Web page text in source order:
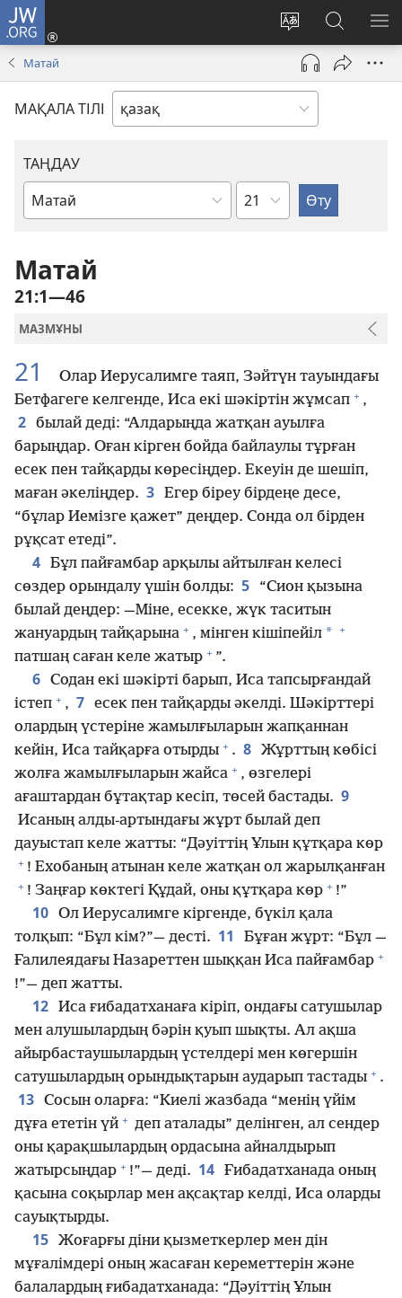
JW.ORG
Сайт
тілін
өзгерту
Кіру
(жаңа
терезе
ашылуда)
JW.ORG
іздеу
Матай
МАҚАЛА ТІЛІ
ТАҢДАУ
Киелі
кітап
Тарау
бойынша
Матай
21:1—46
МАЗМҰНЫ
21
Олар Иерусалимге таяп, Зәйтүн тауындағы
Бетфагеге келгенде, Иса екі шәкіртін жұмсап + ,
2 былай деді: “Алдарыңда жатқан ауылға
барыңдар. Оған кірген бойда байлаулы тұрған
есек пен тайқарды көресіңдер. Екеуін де шешіп,
маған әкеліңдер. 3 Егер біреу бірдеңе десе,
“бұлар Иемізге қажет” деңдер. Сонда ол бірден
рұқсат етеді”.
4 Бұл пайғамбар арқылы айтылған келесі
сөздер орындалу үшін болды: 5
“Сион қызына
былай деңдер: —Міне, есекке, жүк таситын
жануардың тайқарына + , мінген кішіпейіл * +
патшаң саған келе жатыр + ”.
6 Содан екі шәкірті барып, Иса тапсырғандай
істеп + , 7 есек пен тайқарды әкелді. Шәкірттері
олардың үстеріне жамылғыларын жапқаннан
кейін, Иса тайқарға отырды + . 8 Жұрттың көбісі
жолға жамылғыларын жайса + , өзгелері
ағаштардан бұтақтар кесіп, төсей бастады. 9
Исаның алды-артындағы жұрт былай деп
дауыстап келе жатты: “Дәуіттің Ұлын құтқара көр
+ ! Ехобаның атынан келе жатқан ол жарылқанған
+ ! Заңғар көктегі Құдай, оны құтқара көр + !”
10 Ол Иерусалимге кіргенде, бүкіл қала
толқып: “Бұл кім?”— десті. 11
Бұған жұрт: “Бұл —
Ғалилеядағы Назареттен шыққан Иса пайғамбар +
!”— деп жатты.
12 Иса ғибадатханаға кіріп, ондағы сатушылар
мен алушылардың бәрін қуып шықты. Ал ақша
айырбастаушылардың үстелдері мен көгершін
сатушылардың орындықтарын аударып тастады + .
13 Сосын оларға: “Киелі жазбада “менің үйім
дұға ететін үй + деп аталады” делінген, ал сендер
оны қарақшылардың ордасына айналдырып
жатырсыңдар + !”— деді. 14 Ғибадатханада оның
қасына соқырлар мен ақсақтар келді, Иса оларды
сауықтырды.
15 Жоғарғы діни қызметкерлер мен дін
мұғалімдері оның жасаған кереметтерін және
балалардың ғибадатханада: “Дәуіттің Ұлын